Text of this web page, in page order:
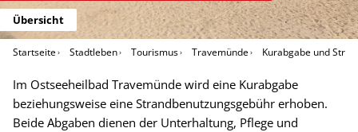
Übersicht
Startseite Stadtleben Tourismus Travemünde Kurabgabe und
Im Ostseeheilbad Travemünde wird eine Kurabgabe
beziehungsweise eine Strandbenutzungsgebühr erhoben.
Beide Abgaben dienen der Unterhaltung, Pflege und